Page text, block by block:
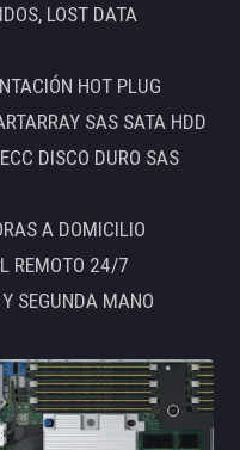
LOST DATA
HOT PLUG
SAS SATA HDD
DISCO DURO SAS
A DOMICILIO
REMOTO 24/7
SEGUNDA MANO